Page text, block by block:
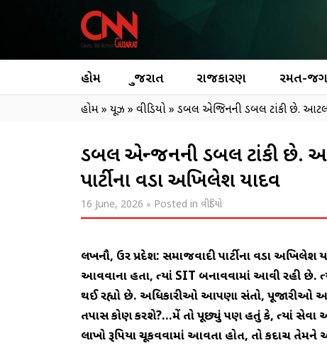
હોમ ગુજરાત રાજકારણ રમત-
હોમ» ન્યૂઝ » વીડિયો» ડબલ એન્જિનની ડબલ ટાંકી છે.
ડબલ એન્જિનની ડબલ ટાંકી છે.
પાર્ટીના વડા અખિલેશ યાદવ
16 June, 2026 Posted in વીડિયો
લખનૌ, ઉત્તર પ્રદેશ: સમાજવાદી પાર્ટીના વડા
આવવાના હતા, ત્યાં SIT બનાવવામાં આવી રહી છે.
થઈ રહ્યો છે. અધિકારીઓ આપણા સંતો, પૂજારીઓ
તપાસ કોણ કરશે?…મેં તો પૂછ્યું પણ હતું કે, ત્યાં સેવા
લાખો રૂપિયા ચૂકવવામાં આવતા હોત, તો કદાચ તેમને